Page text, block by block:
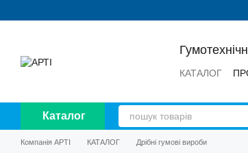
КАТАЛОГ
Каталог
Компанія АРТІ КАТАЛОГ Дрібні гумові вироби